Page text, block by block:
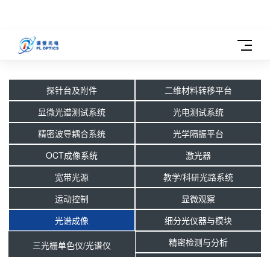
探针台及附件
二维材料转移平台
显微光谱测试系统
光电测试系统
精密波导耦合系统
光学隔振平台
OCT成像系统
激光器
宽带光源
教学/科研光路系统
运动控制
显微观察
光谱成像
三光栅单色仪/光谱仪
细分光仪器与模块
精密检测与分析